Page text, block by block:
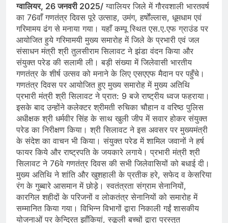
ग्वालियर, 26 जनवरी 2025/ ग्वालियर जिले में गौरवशाली भारतवर्ष
का 76वाँ गणतंत्र दिवस पूरे उत्साह, उमंग, हर्षोंल्लास, धूमधाम एवं
गरिमामय ढंग से मनाया गया। यहाँ कम्पू स्थित एस.ए.एफ ग्राउंड पर
आयोजित हुये गरिमामयी मुख्य समारोह में जिले के प्रभारी एवं जल
संसाधन मंत्री श्री तुलसीराम सिलावट ने झंडा वंदन किया और
संयुक्त परेड की सलामी ली। बड़ी संख्या में जिलेवासी भारतीय
गणतंत्र के शीर्ष उत्सव को मनाने के लिए एसएएफ मैदान पर पहुँचे।
गणतंत्र दिवस पर आयोजित हुए मुख्य समारोह में मुख्य अतिथि
प्रभारी मंत्री श्री सिलावट ने प्रात: 9 बजे राष्ट्रीय ध्वज फहराया।
इसके बाद उन्होंने कलेक्टर श्रीमती रुचिका चौहान व वरिष्ठ पुलिस
अधीक्षक श्री धर्मवीर सिंह के साथ खुली जीप में सवार होकर संयुक्त
परेड का निरीक्षण किया। श्री सिलावट ने इस अवसर पर मुख्यमंत्री
के संदेश का वाचन भी किया। संयुक्त परेड में शामिल जवानों ने हर्ष
फायर किये और राष्ट्रपति के जयकारे लगाये। प्रभारी मंत्री श्री
सिलावट ने 76वे गणतंत्र दिवस की सभी जिलेवासियों को बधाई दी।
मुख्य अतिथि ने शांति और खुशहाली के प्रतीक हरे, सफेद व केसरिया
रंग के गुब्बारे आसमान में छोड़े। स्वतंत्रता संग्राम सेनानियों,
कारगिल शहीदों के परिजनों व लोकतंत्र सेनानियों को समारोह में
सम्मानित किया गया। विभिन्न विभागों द्वारा निकाली गईं शासकीय
योजनाओं पर केन्द्रित झाँकियां, स्कूली बच्चों द्वारा प्रस्तुत